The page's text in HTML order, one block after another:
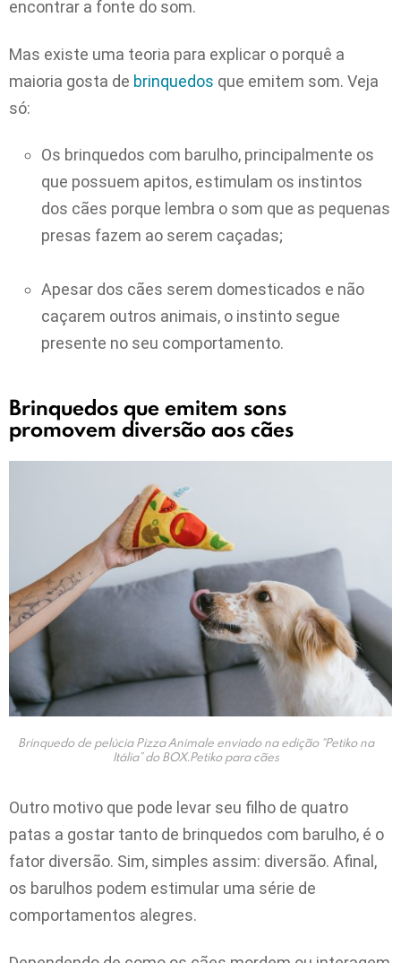
encontrar a fonte do som.
Mas existe uma teoria para explicar o porquê a
maioria gosta de brinquedos que emitem som. Veja
só:
Os brinquedos com barulho, principalmente os
que possuem apitos, estimulam os instintos
dos cães porque lembra o som que as pequenas
presas fazem ao serem caçadas;
Apesar dos cães serem domesticados e não
caçarem outros animais, o instinto segue
presente no seu comportamento.
Brinquedos que emitem sons
promovem diversão aos cães
Brinquedo de pelúcia Pizza Animale enviado na edição “Petiko na
Itália” do BOX.Petiko para cães
Outro motivo que pode levar seu filho de quatro
patas a gostar tanto de brinquedos com barulho, é o
fator diversão. Sim, simples assim: diversão. Afinal,
os barulhos podem estimular uma série de
comportamentos alegres.